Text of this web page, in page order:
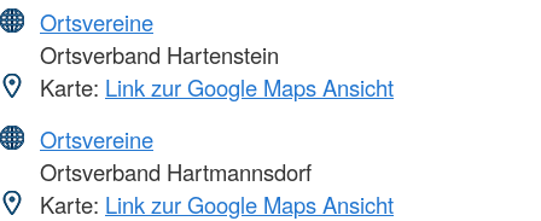
Ortsvereine
Ortsverband Hartenstein
Karte: Link zur Google Maps Ansicht
Ortsvereine
Ortsverband Hartmannsdorf
Karte: Link zur Google Maps Ansicht